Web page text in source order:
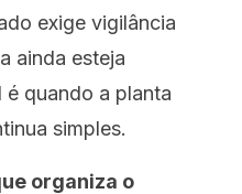
exige vigilância
ainda esteja
é quando a planta
simples.
organiza o